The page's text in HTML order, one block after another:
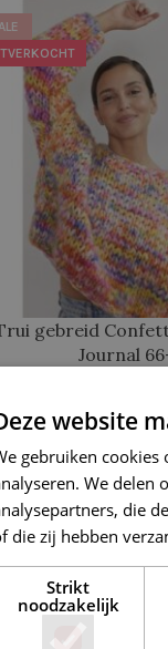
gebreid
Journal
website
gebruiken
We delen
die
die zij hebben
Strikt
noodzakelijk